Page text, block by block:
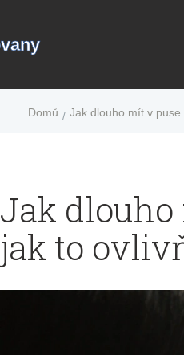
Domů Jak dlouho mít v
Jak dlouho
jak to